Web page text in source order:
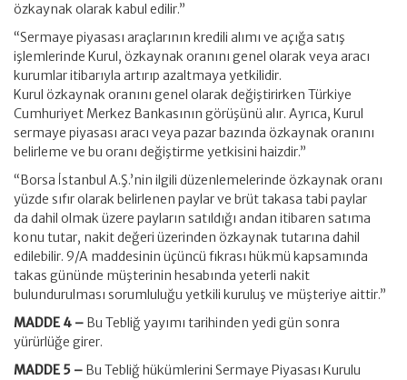
özkaynak olarak kabul edilir.”
“Sermaye piyasası araçlarının kredili alımı ve açığa satış
işlemlerinde Kurul, özkaynak oranını genel olarak veya aracı
kurumlar itibarıyla artırıp azaltmaya yetkilidir.
Kurul özkaynak oranını genel olarak değiştirirken Türkiye
Cumhuriyet Merkez Bankasının görüşünü alır. Ayrıca, Kurul
sermaye piyasası aracı veya pazar bazında özkaynak oranını
belirleme ve bu oranı değiştirme yetkisini haizdir.”
“Borsa İstanbul A.Ş.’nin ilgili düzenlemelerinde özkaynak oranı
yüzde sıfır olarak belirlenen paylar ve brüt takasa tabi paylar
da dahil olmak üzere payların satıldığı andan itibaren satıma
konu tutar, nakit değeri üzerinden özkaynak tutarına dahil
edilebilir. 9/A maddesinin üçüncü fıkrası hükmü kapsamında
takas gününde müşterinin hesabında yeterli nakit
bulundurulması sorumluluğu yetkili kuruluş ve müşteriye aittir.”
MADDE 4 – Bu Tebliğ yayımı tarihinden yedi gün sonra
yürürlüğe girer.
MADDE 5 – Bu Tebliğ hükümlerini Sermaye Piyasası Kurulu